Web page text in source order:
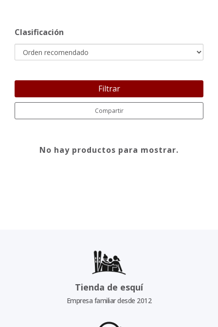
Clasificación
Filtrar
Compartir
No hay productos para mostrar.
Tienda de esquí
Empresa familiar desde 2012